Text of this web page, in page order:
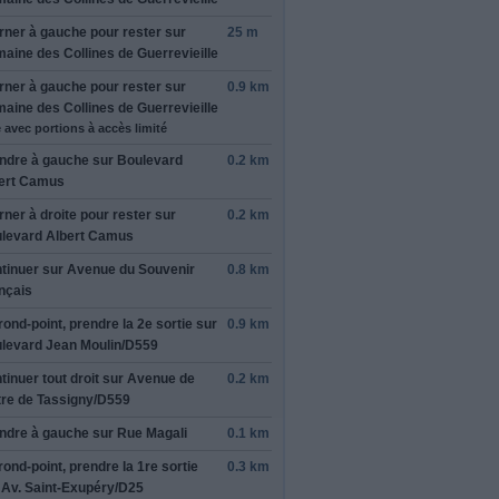
à gauche pour rester sur
des Collines de Guerrevieille
25 m
à gauche pour rester sur
des Collines de Guerrevieille
avec portions à accès limité
0.9 km
à gauche sur Boulevard
Camus
0.2 km
à droite pour rester sur
Albert Camus
0.2 km
sur Avenue du Souvenir
0.8 km
point, prendre la 2e sortie sur
Jean Moulin/D559
0.9 km
tout droit sur Avenue de
de Tassigny/D559
0.2 km
à gauche sur Rue Magali 0.1 km
point, prendre la 1re sortie
Av. Saint-Exupéry/D25
0.3 km
cet avis